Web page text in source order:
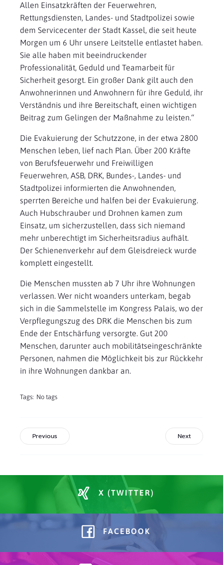
Allen Einsatzkräften der Feuerwehren,
Rettungsdiensten, Landes- und Stadtpolizei sowie
dem Servicecenter der Stadt Kassel, die seit heute
Morgen um 6 Uhr unsere Leitstelle entlastet haben.
Sie alle haben mit beeindruckender
Professionalität, Geduld und Teamarbeit für
Sicherheit gesorgt. Ein großer Dank gilt auch den
Anwohnerinnen und Anwohnern für ihre Geduld, ihr
Verständnis und ihre Bereitschaft, einen wichtigen
Beitrag zum Gelingen der Maßnahme zu leisten.“
Die Evakuierung der Schutzzone, in der etwa 2800
Menschen leben, lief nach Plan. Über 200 Kräfte
von Berufsfeuerwehr und Freiwilligen
Feuerwehren, ASB, DRK, Bundes-, Landes- und
Stadtpolizei informierten die Anwohnenden,
sperrten Bereiche und halfen bei der Evakuierung.
Auch Hubschrauber und Drohnen kamen zum
Einsatz, um sicherzustellen, dass sich niemand
mehr unberechtigt im Sicherheitsradius aufhält.
Der Schienenverkehr auf dem Gleisdreieck wurde
komplett eingestellt.
Die Menschen mussten ab 7 Uhr ihre Wohnungen
verlassen. Wer nicht woanders unterkam, begab
sich in die Sammelstelle im Kongress Palais, wo der
Verpflegungszug des DRK die Menschen bis zum
Ende der Entschärfung versorgte. Gut 200
Menschen, darunter auch mobilitätseingeschränkte
Personen, nahmen die Möglichkeit bis zur Rückkehr
in ihre Wohnungen dankbar an.
Tags: No tags
Previous Next
X (TWITTER)
FACEBOOK